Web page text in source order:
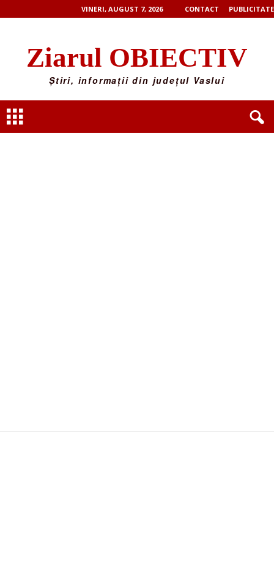
VINERI, AUGUST 7, 2026 CONTACT PUBLICITATE
Ziarul OBIECTIV
Știri, informații din județul Vaslui